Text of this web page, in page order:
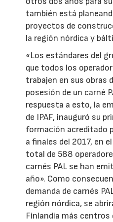
también está
proyectos de
la región nórdica y
«Los estándares del
que todos los
trabajen en sus obras
posesión de un carné
respuesta a esto, la
de IPAF, inauguró su
formación acreditado
a finales del 2017, en
total de 588
carnés PAL se han
año». Como
demanda de carnés
región nórdica, se
Finlandia más centros